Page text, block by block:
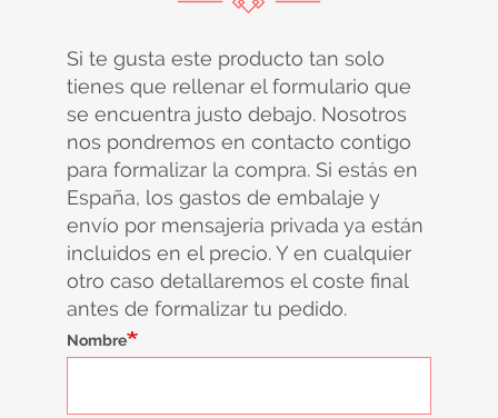
Si te gusta este producto tan solo
tienes que rellenar el formulario que
se encuentra justo debajo. Nosotros
nos pondremos en contacto contigo
para formalizar la compra. Si estás en
España, los gastos de embalaje y
envío por mensajería privada ya están
incluidos en el precio. Y en cualquier
otro caso detallaremos el coste final
antes de formalizar tu pedido.
Nombre